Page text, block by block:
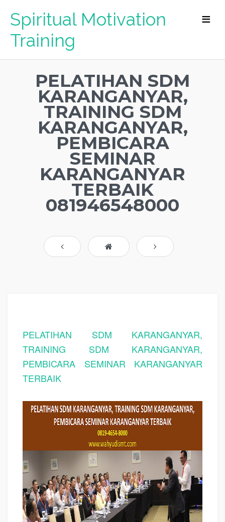
Spiritual Motivation
Training
PELATIHAN SDM
KARANGANYAR,
TRAINING SDM
KARANGANYAR,
PEMBICARA
SEMINAR
KARANGANYAR
TERBAIK
081946548000
PELATIHAN SDM KARANGANYAR,
TRAINING SDM KARANGANYAR,
PEMBICARA SEMINAR KARANGANYAR
TERBAIK